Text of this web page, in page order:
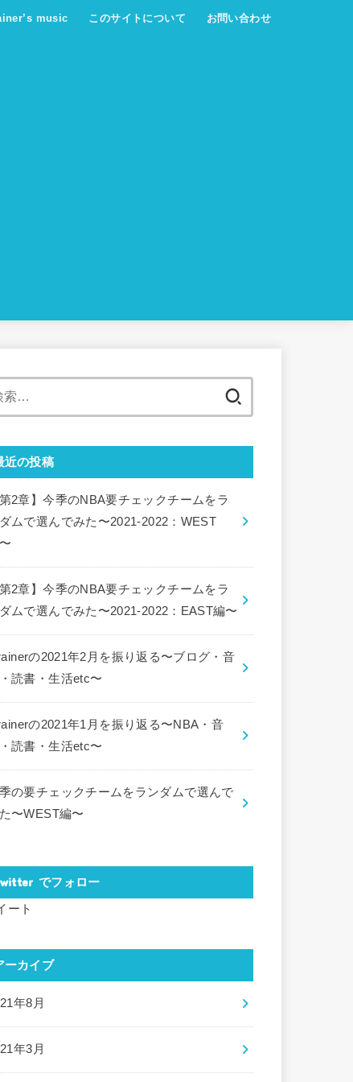
music このサイトについて お問い合わせ
近の投稿
第2章】今季のNBA要チェックチームをラ
ムで選んでみた〜2021-2022：WEST
第2章】今季のNBA要チェックチームをラ
ムで選んでみた〜2021-2022：EAST編〜
の2021年2月を振り返る〜ブログ・音
読書・生活etc〜
の2021年1月を振り返る〜NBA・音
読書・生活etc〜
の要チェックチームをランダムで選んで
〜WEST編〜
でフォロー
ート
ーカイブ
年8月
年3月